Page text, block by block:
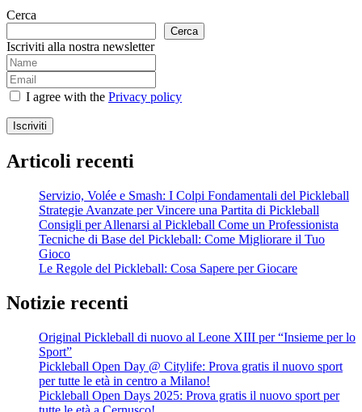
Costante
Crescita
Cerca
Cerca
Iscriviti alla nostra newsletter
I agree with the Privacy policy
Iscriviti
Articoli recenti
Servizio, Volée e Smash: I Colpi Fondamentali del Pickleball
Strategie Avanzate per Vincere una Partita di Pickleball
Consigli per Allenarsi al Pickleball Come un Professionista
Tecniche di Base del Pickleball: Come Migliorare il Tuo
Gioco
Le Regole del Pickleball: Cosa Sapere per Giocare
Notizie recenti
Original Pickleball di nuovo al Leone XIII per “Insieme per lo
Sport”
Pickleball Open Day @ Citylife: Prova gratis il nuovo sport
per tutte le età in centro a Milano!
Pickleball Open Days 2025: Prova gratis il nuovo sport per